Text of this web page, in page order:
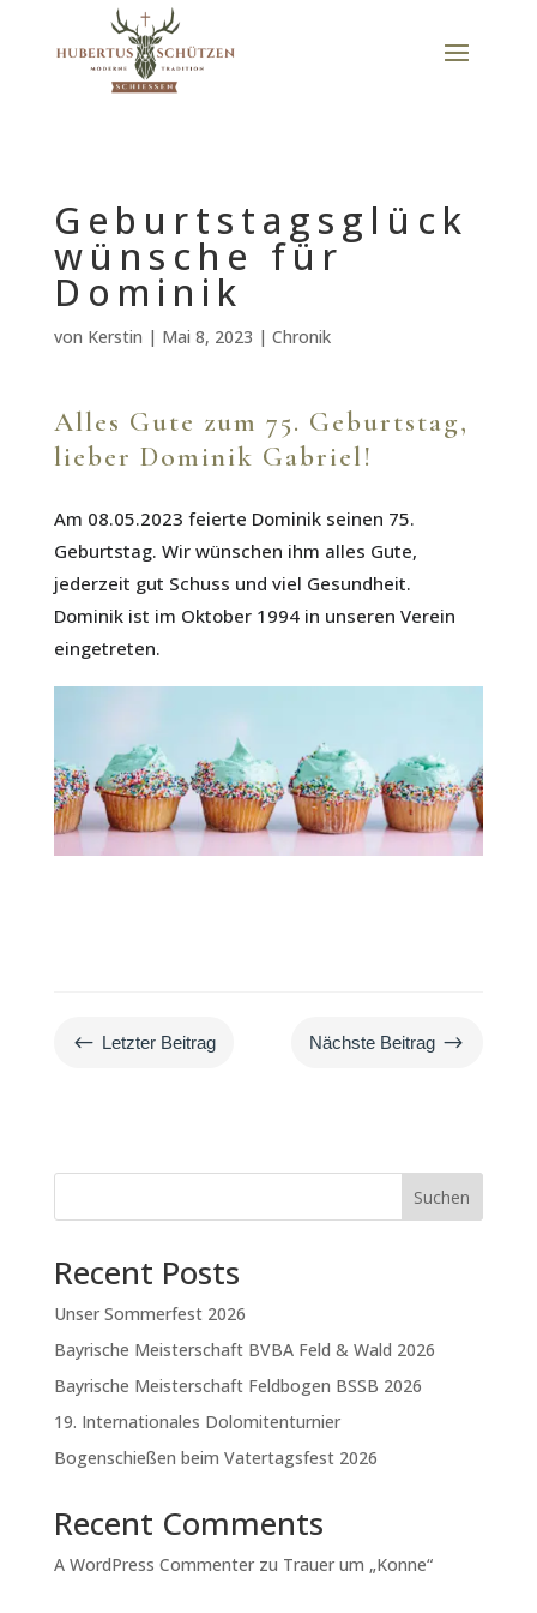
Geburtstagsglück
wünsche für
Dominik
von Kerstin | Mai 8, 2023 | Chronik
Alles Gute zum 75. Geburtstag,
lieber Dominik Gabriel!
Am 08.05.2023 feierte Dominik seinen 75.
Geburtstag. Wir wünschen ihm alles Gute,
jederzeit gut Schuss und viel Gesundheit.
Dominik ist im Oktober 1994 in unseren Verein
eingetreten.
# Letzter Beitrag Nächste Beitrag $
Suchen
Recent Posts
Unser Sommerfest 2026
Bayrische Meisterschaft BVBA Feld & Wald 2026
Bayrische Meisterschaft Feldbogen BSSB 2026
19. Internationales Dolomitenturnier
Bogenschießen beim Vatertagsfest 2026
Recent Comments
A WordPress Commenterzu Trauer um „Konne“